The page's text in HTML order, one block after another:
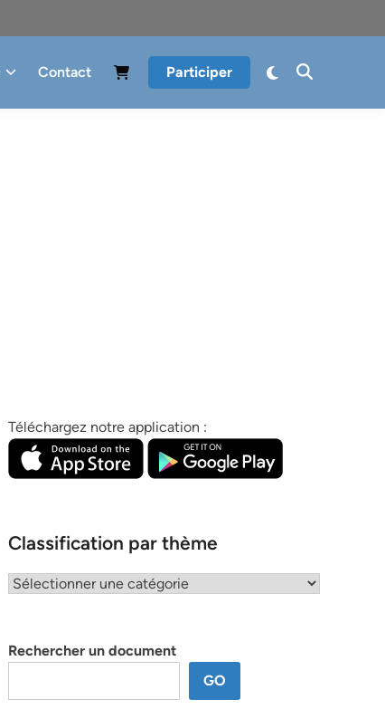
Contact Participer
Téléchargez notre application :
Classification par thème
Classification
Rechercher un document
GO